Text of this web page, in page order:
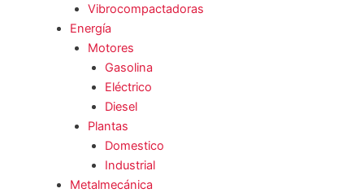
Vibrocompactadoras
Energía
Motores
Gasolina
Eléctrico
Diesel
Plantas
Domestico
Industrial
Metalmecánica